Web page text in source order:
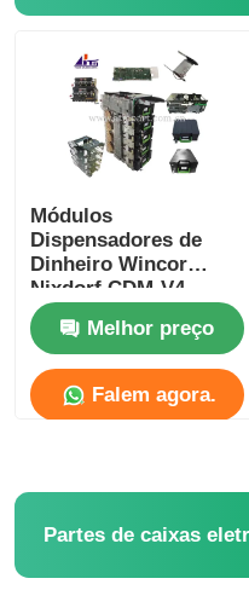
Quem Somos
Controle de Qualidade
Fale Conosco
notícias
Pedir um orçamento
Módulos
Dispensadores de
Dinheiro Wincor
Nixdorf CDM-V4
Peças Wincor ATM
Melhor preço
Falem agora.
Partes de caixas